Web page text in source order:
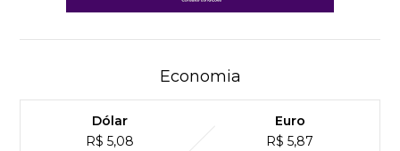
Economia
Dólar
R$ 5,08
Euro
R$ 5,87